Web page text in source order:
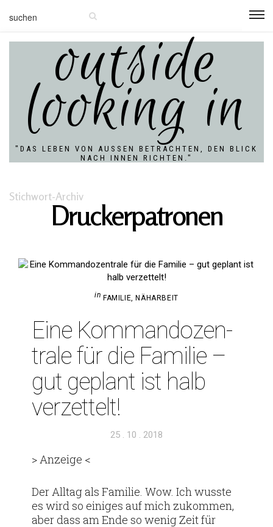
outside
looking in
"DAS LEBEN VON AUSSEN BETRACHTEN, DEN BLICK N
ACH INNEN RICHTEN."
Stichwort-Archiv
Druckerpatronen
in FAMILIE, NÄHARBEIT
Eine Kom­man­do­zen­
trale für die Familie –
gut geplant ist halb
verzettelt!
Veröffentlicht
25 . 10 . 2018
> Anzeige <
Der Alltag als Familie. Wow. Ich wusste
es wird so einiges auf mich zukommen,
aber dass am Ende so wenig Zeit für